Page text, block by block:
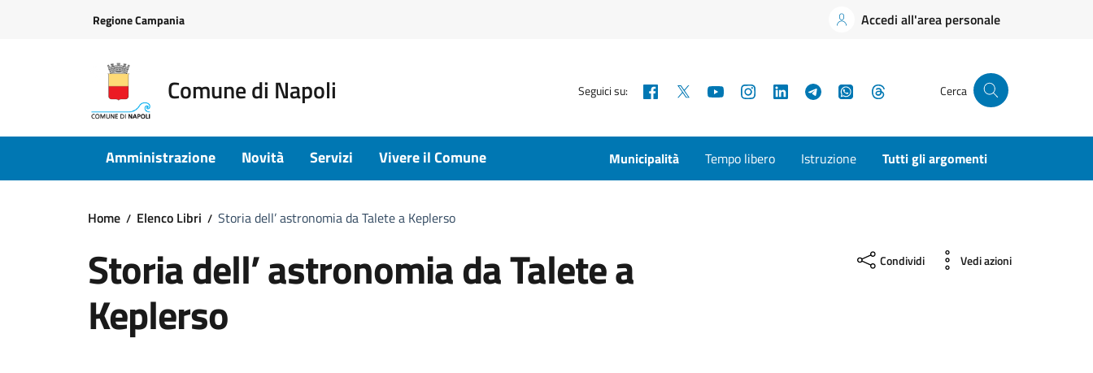
Regione Campania Accedi all'area personale
Comune di Napoli Seguici su: Facebook YouTubeInstagramLinkedInTelegramWhatsApp Cerca
Amministrazione Novità Servizi Vivere il Comune Municipalità Tempo libero Istruzione Tutti gli argomenti
Home Elenco Libri Storia dell’ astronomia da Talete a Keplerso
Storia dell’ astronomia da Talete a
Keplerso
Condividi Vedi azioni